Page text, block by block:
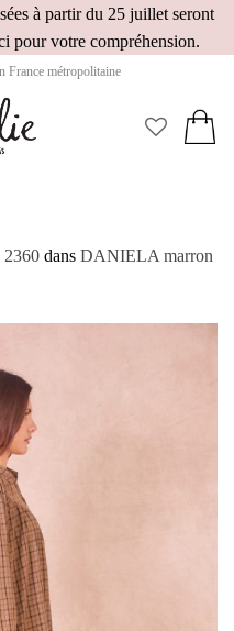
à partir du 25 juillet seront
pour votre compréhension.
France métropolitaine
2360 dans DANIELA marron